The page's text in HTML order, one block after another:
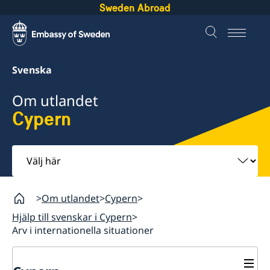
Sweden Abroad
Svenska
Om utlandet
Cypern
Välj
här
Om utlandet Cypern
Hjälp till svenskar i Cypern
Arv i internationella situationer